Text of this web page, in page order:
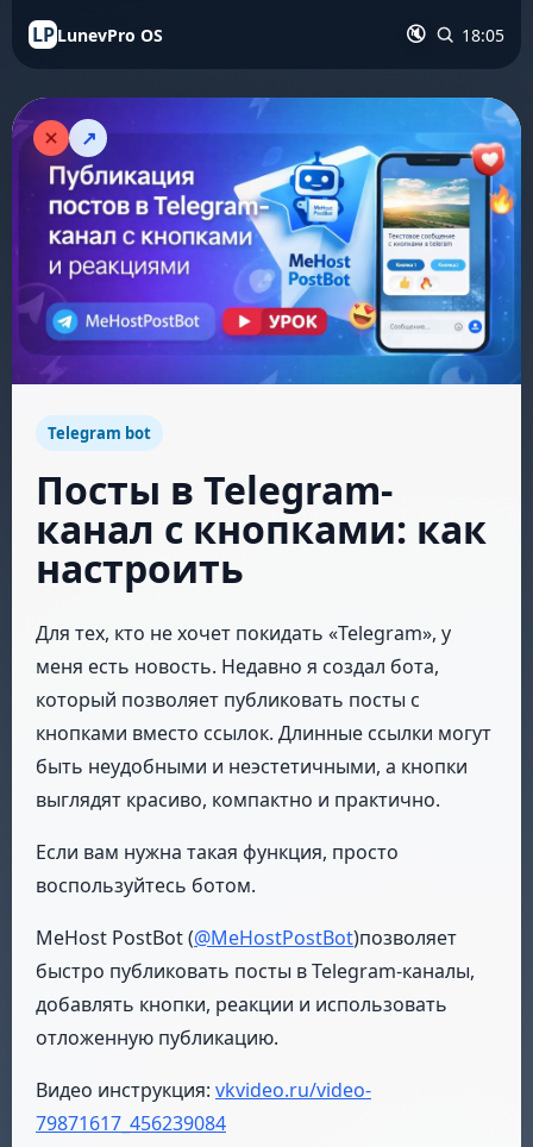
LPLunevPro OS 🔇 18:05
↗
Telegram bot
Посты в Telegram-
канал с кнопками: как
настроить
Для тех, кто не хочет покидать «Telegram», у
меня есть новость. Недавно я создал бота,
который позволяет публиковать посты с
кнопками вместо ссылок. Длинные ссылки могут
быть неудобными и неэстетичными, а кнопки
выглядят красиво, компактно и практично.
Если вам нужна такая функция, просто
воспользуйтесь ботом.
MeHost PostBot (@MeHostPostBot)позволяет
быстро публиковать посты в Telegram-каналы,
добавлять кнопки, реакции и использовать
отложенную публикацию.
Видео инструкция: vkvideo.ru/video-
79871617_456239084